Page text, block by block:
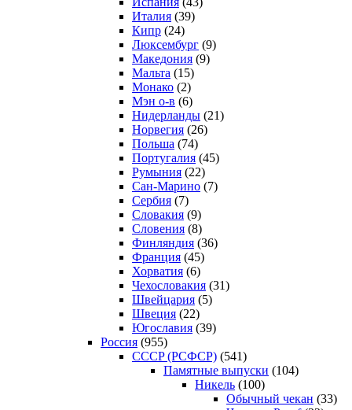
Италия (39)
Кипр (24)
Люксембург (9)
Македония (9)
Мальта (15)
Монако (2)
Мэн о-в (6)
Нидерланды (21)
Норвегия (26)
Польша (74)
Португалия (45)
Румыния (22)
Сан-Марино (7)
Сербия (7)
Словакия (9)
Словения (8)
Финляндия (36)
Франция (45)
Хорватия (6)
Чехословакия (31)
Швейцария (5)
Швеция (22)
Югославия (39)
Россия (955)
CCCP (РСФСР) (541)
Памятные выпуски (104)
Никель (100)
Обычный чекан (33)